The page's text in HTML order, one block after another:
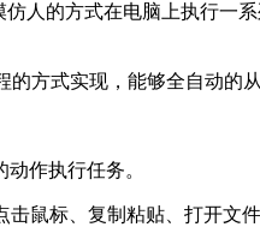
仿人的方式在电脑上执行
的方式实现，能够全自动
作执行任务。
鼠标、复制粘贴、打开